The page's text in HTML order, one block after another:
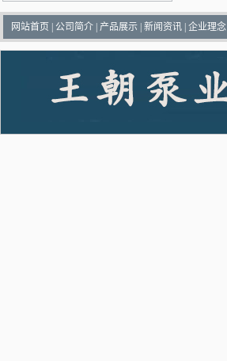
网站首页 公司简介 产品展示 新闻资讯 企业理念